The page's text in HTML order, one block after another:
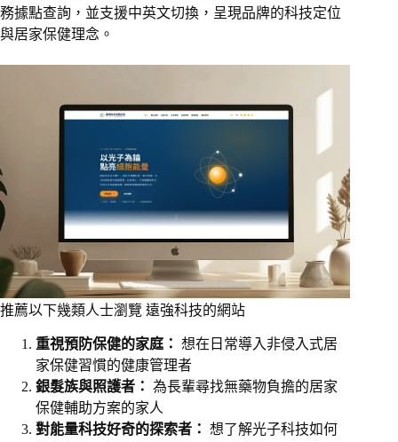
務據點查詢，並支援中英文切換，呈現品牌的科技定位
與居家保健理念。
推薦以下幾類人士瀏覽 遠強科技的網站
重視預防保健的家庭： 想在日常導入非侵入式居
家保健習慣的健康管理者
銀髮族與照護者： 為長輩尋找無藥物負擔的居家
保健輔助方案的家人
對能量科技好奇的探索者： 想了解光子科技如何